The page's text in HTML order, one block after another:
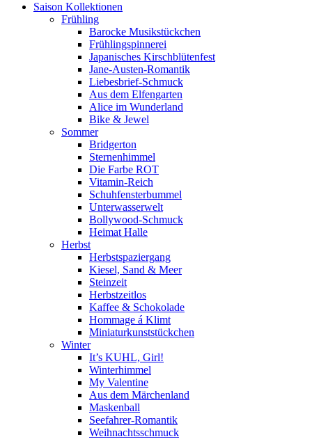
Saison Kollektionen
Frühling
Barocke Musikstückchen
Frühlingspinnerei
Japanisches Kirschblütenfest
Jane-Austen-Romantik
Liebesbrief-Schmuck
Aus dem Elfengarten
Alice im Wunderland
Bike & Jewel
Sommer
Bridgerton
Sternenhimmel
Die Farbe ROT
Vitamin-Reich
Schuhfensterbummel
Unterwasserwelt
Bollywood-Schmuck
Heimat Halle
Herbst
Herbstspaziergang
Kiesel, Sand & Meer
Steinzeit
Herbstzeitlos
Kaffee & Schokolade
Hommage á Klimt
Miniaturkunststückchen
Winter
It’s KUHL, Girl!
Winterhimmel
My Valentine
Aus dem Märchenland
Maskenball
Seefahrer-Romantik
Weihnachtsschmuck